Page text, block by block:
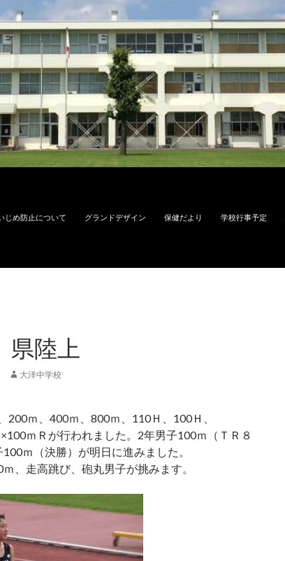
じめ防止について グランドデザイン 保健だより 学校行事予定
陸上
大洋中学校
、200ｍ、400ｍ、800ｍ、110Ｈ、100Ｈ、
ｍＲが行われました。2年男子100ｍ（ＴＲ８
子100ｍ（決勝）が明日に進みました。
、走高跳び、砲丸男子が挑みます。